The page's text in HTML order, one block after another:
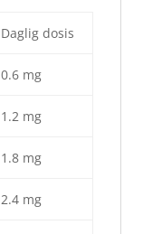
Daglig dosis
0.6 mg
1.2 mg
1.8 mg
2.4 mg